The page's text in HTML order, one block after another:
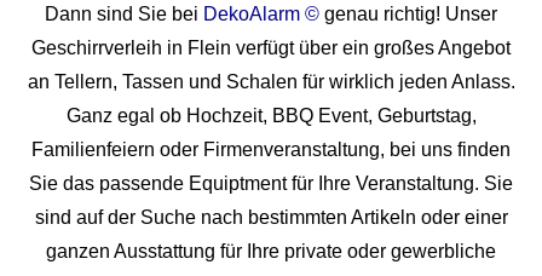
Dann sind Sie bei DekoAlarm © genau richtig! Unser
Geschirrverleih in Flein verfügt über ein großes Angebot
an Tellern, Tassen und Schalen für wirklich jeden Anlass.
Ganz egal ob Hochzeit, BBQ Event, Geburtstag,
Familienfeiern oder Firmenveranstaltung, bei uns finden
Sie das passende Equiptment für Ihre Veranstaltung. Sie
sind auf der Suche nach bestimmten Artikeln oder einer
ganzen Ausstattung für Ihre private oder gewerbliche